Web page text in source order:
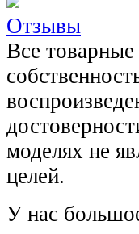
Отзывы
Все
моделях не
целей.
У нас